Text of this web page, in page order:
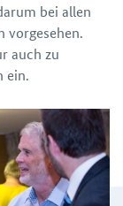
bei allen
vorgesehen.
auch zu
ein.